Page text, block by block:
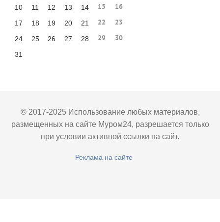
10 11 12 13 14 15 16
17 18 19 20 21 22 23
24 25 26 27 28 29 30
31
© 2017-2025 Использование любых материалов,
размещенных на сайте Муром24, разрешается только
при условии активной ссылки на сайт.
Реклама на сайте